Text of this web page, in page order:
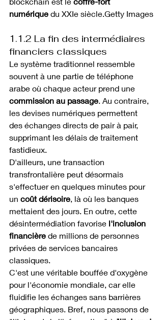
numérique du XXIe siècle.Getty Images
1.1.2 La fin des intermédiaires
financiers classiques
Le système traditionnel ressemble
souvent à une partie de téléphone
arabe où chaque acteur prend une
commission au passage. Au contraire,
les devises numériques permettent
des échanges directs de pair à pair,
supprimant les délais de traitement
fastidieux.
D'ailleurs, une transaction
transfrontalière peut désormais
s'effectuer en quelques minutes pour
un coût dérisoire, là où les banques
mettaient des jours. En outre, cette
désintermédiation favorise l'inclusion
financière de millions de personnes
privées de services bancaires
classiques.
C'est une véritable bouffée d'oxygène
pour l'économie mondiale, car elle
fluidifie les échanges sans barrières
géographiques. Bref, nous passons de